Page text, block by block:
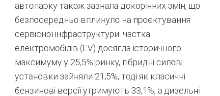
автопарку також зазнала докорінних змін, що
безпосередньо вплинуло на проєктування
сервісної інфраструктури: частка
електромобілів (EV) досягла історичного
максимуму у 25,5% ринку, гібридні силові
установки зайняли 21,5%, тоді як класичні
бензинові версії утримують 33,1%, а дизельні